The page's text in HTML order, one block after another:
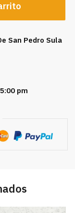
San Pedro Sula
pm